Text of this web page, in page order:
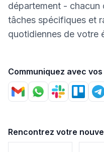
département - chacun
tâches spécifiques et
quotidiennes de votre
Communiquez avec
Rencontrez votre